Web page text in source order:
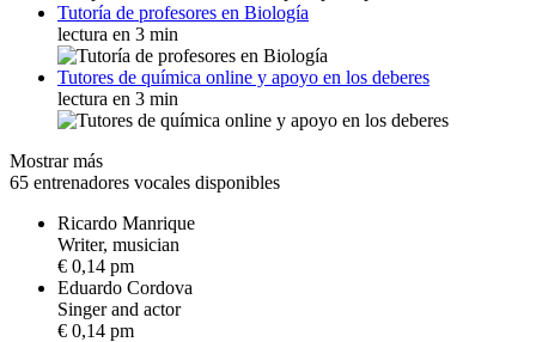
Tutoría de profesores en Biología
lectura en 3 min
Tutores de química online y apoyo en los deberes
lectura en 3 min
Mostrar más
65 entrenadores vocales disponibles
Ricardo Manrique
Writer, musician
€ 0,14 pm
Eduardo Cordova
Singer and actor
€ 0,14 pm